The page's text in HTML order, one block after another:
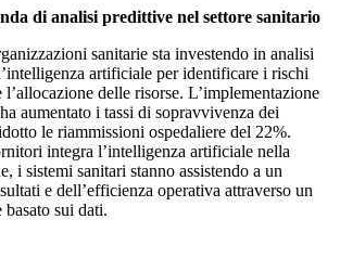
di analisi predittive nel settore sanitario
sanitarie sta investendo in analisi
artificiale per identificare i rischi
delle risorse. L’implementazione
aumentato i tassi di sopravvivenza dei
le riammissioni ospedaliere del 22%.
integra l’intelligenza artificiale nella
i sistemi sanitari stanno assistendo a un
e dell’efficienza operativa attraverso un
basato sui dati.